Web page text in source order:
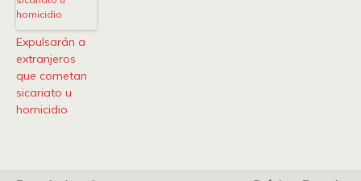
Expulsarán a
extranjeros
que cometan
sicariato u
homicidio